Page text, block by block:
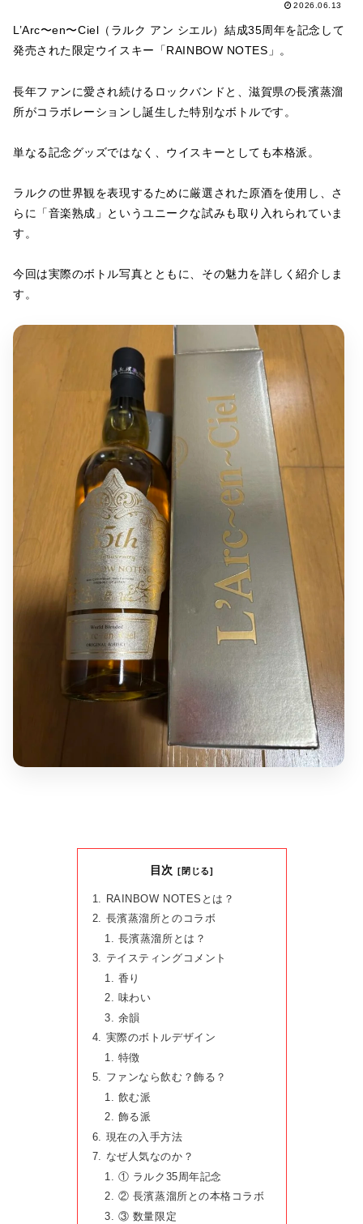
2026.06.13
L’Arc〜en〜Ciel（ラルク アン シエル）結成35周年を記念して
発売された限定ウイスキー「RAINBOW NOTES」。
長年ファンに愛され続けるロックバンドと、滋賀県の長濱蒸溜
所がコラボレーションし誕生した特別なボトルです。
単なる記念グッズではなく、ウイスキーとしても本格派。
ラルクの世界観を表現するために厳選された原酒を使用し、さ
らに「音楽熟成」というユニークな試みも取り入れられていま
す。
今回は実際のボトル写真とともに、その魅力を詳しく紹介しま
す。
目次
RAINBOW NOTESとは？
長濱蒸溜所とのコラボ
長濱蒸溜所とは？
テイスティングコメント
香り
味わい
余韻
実際のボトルデザイン
特徴
ファンなら飲む？飾る？
飲む派
飾る派
現在の入手方法
なぜ人気なのか？
① ラルク35周年記念
② 長濱蒸溜所との本格コラボ
③ 数量限定